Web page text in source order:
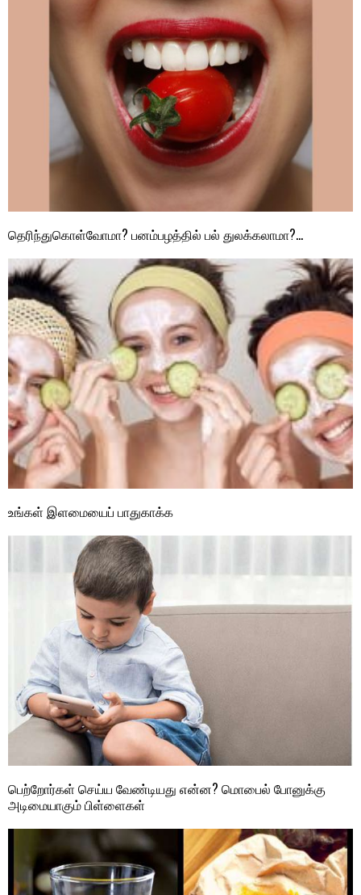
தெரிந்துகொள்வோமா? பனம்பழத்தில் பல் துலக்கலாமா?…
உங்கள் இளமையைப் பாதுகாக்க
பெற்றோர்கள் செய்ய வேண்டியது என்ன? மொபைல் போனுக்கு
அடிமையாகும் பிள்ளைகள்